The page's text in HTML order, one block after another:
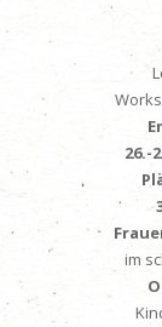
26.-
im